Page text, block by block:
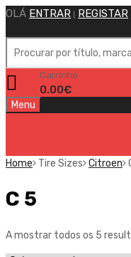
OLÁ ENTRAR REGISTAR
Carrinho
0.00€
Menu
Home Tire Sizes Citroen
C 5
A mostrar todos os 5